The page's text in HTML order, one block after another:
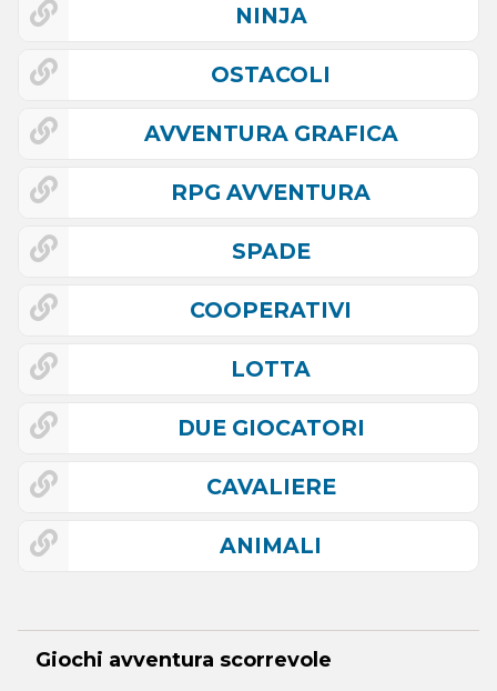
NINJA
OSTACOLI
AVVENTURA GRAFICA
RPG AVVENTURA
SPADE
COOPERATIVI
LOTTA
DUE GIOCATORI
CAVALIERE
ANIMALI
Giochi avventura scorrevole